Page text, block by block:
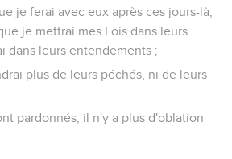
je ferai avec eux après ces jours-là,
je mettrai mes Lois dans leurs
dans leurs entendements ;
plus de leurs péchés, ni de leurs
pardonnés, il n'y a plus d'oblation